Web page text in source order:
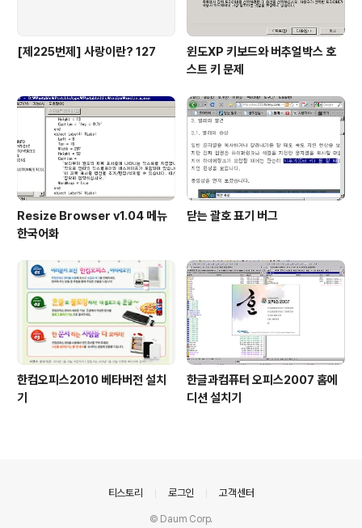
[제225번제] 사랑이란? 127
윈도XP 키보드와 버추얼박스 호
스트 키 문제
Resize Browser v1.04 메뉴
한국어화
닫는 괄호 표기 버그
한컴오피스2010 베타버전 설치
기
한글과컴퓨터 오피스2007 홈에
디션 설치기
티스토리 로그인 고객센터
© Daum Corp.